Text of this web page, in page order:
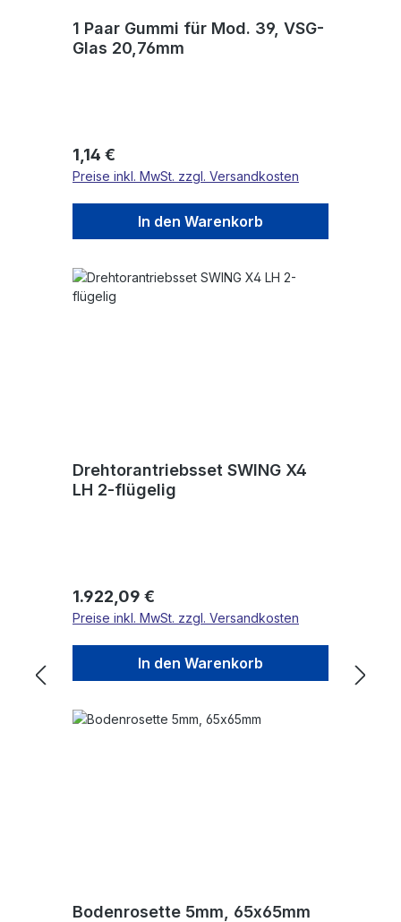
1 Paar Gummi für Mod. 39, VSG-
Glas 20,76mm
Regulärer Preis:
1,14 €
Preise inkl. MwSt. zzgl. Versandkosten
In den Warenkorb
Drehtorantriebsset SWING X4
LH 2-flügelig
Regulärer Preis:
1.922,09 €
Preise inkl. MwSt. zzgl. Versandkosten
In den Warenkorb
Bodenrosette 5mm, 65x65mm